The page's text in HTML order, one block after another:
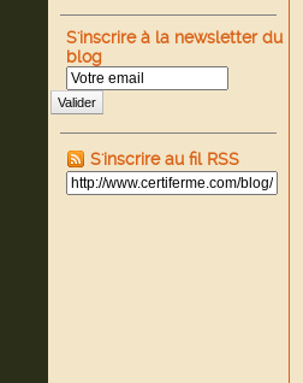
S'inscrire à la newsletter du
blog
Valider
S'inscrire au fil RSS